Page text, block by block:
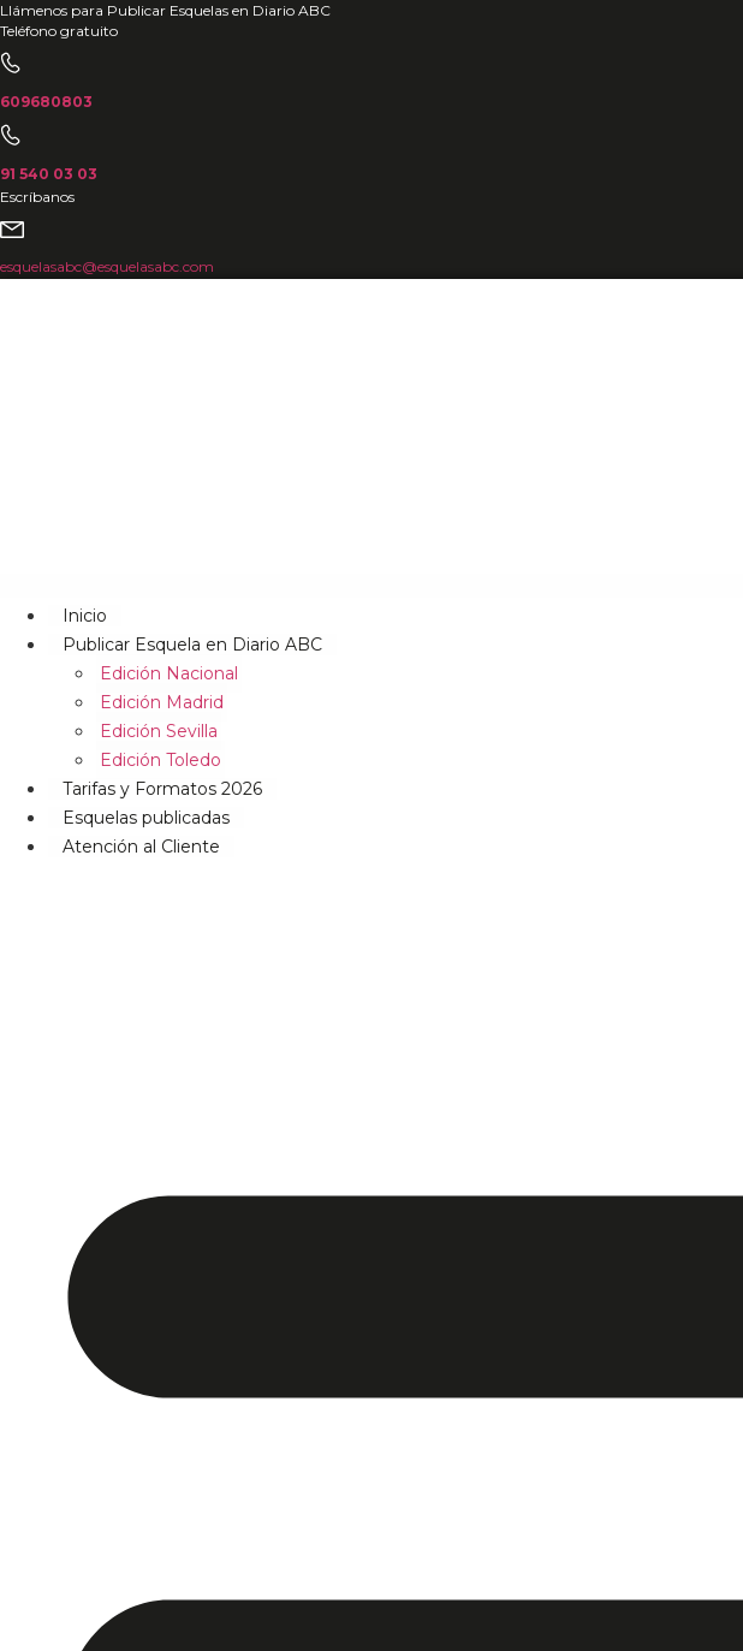
Ir
al
contenido
Llámenos para Publicar Esquelas en Diario ABC
Teléfono gratuito
609680803
91 540 03 03
Escríbanos
esquelasabc@esquelasabc.com
Inicio
Publicar Esquela en Diario ABC
Edición Nacional
Edición Madrid
Edición Sevilla
Edición Toledo
Tarifas y Formatos 2026
Esquelas publicadas
Atención al Cliente